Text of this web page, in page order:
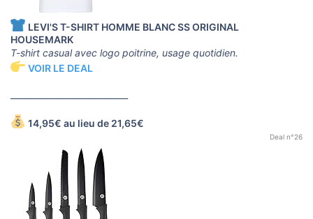
LEVI'S T-SHIRT HOMME BLANC SS ORIGINAL
HOUSEMARK
T-shirt casual avec logo poitrine, usage quotidien.
VOIR LE DEAL
14,95€ au lieu de 21,65€
Deal n°26